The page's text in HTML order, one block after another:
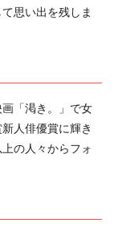
思い出を残しま
「渇き。」で女
人俳優賞に輝き
の人々からフォ